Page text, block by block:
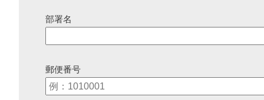
部署名
郵便番号